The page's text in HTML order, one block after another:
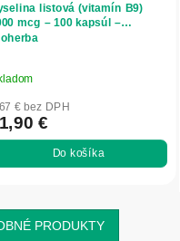
listová (vitamín B9)
mcg – 100 kapsúl –
€ bez DPH
€
Do košíka
PRODUKTY